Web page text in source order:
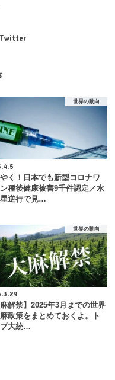
Twitter
世界の動向
く！日本でも新型コロナワ
種後健康被害9千件認定／水
逆行で見…
世界の動向
麻解禁】2025年3月までの世界
政策をまとめておくよ。ト
大統…